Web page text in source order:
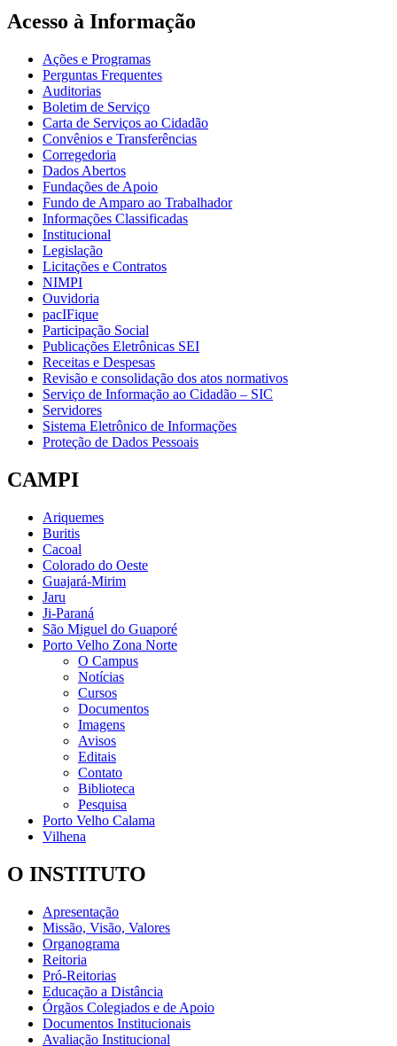
Acesso à Informação
Ações e Programas
Perguntas Frequentes
Auditorias
Boletim de Serviço
Carta de Serviços ao Cidadão
Convênios e Transferências
Corregedoria
Dados Abertos
Fundações de Apoio
Fundo de Amparo ao Trabalhador
Informações Classificadas
Institucional
Legislação
Licitações e Contratos
NIMPI
Ouvidoria
pacIFique
Participação Social
Publicações Eletrônicas SEI
Receitas e Despesas
Revisão e consolidação dos atos normativos
Serviço de Informação ao Cidadão – SIC
Servidores
Sistema Eletrônico de Informações
Proteção de Dados Pessoais
CAMPI
Ariquemes
Buritis
Cacoal
Colorado do Oeste
Guajará-Mirim
Jaru
Ji-Paraná
São Miguel do Guaporé
Porto Velho Zona Norte
O Campus
Notícias
Cursos
Documentos
Imagens
Avisos
Editais
Contato
Biblioteca
Pesquisa
Porto Velho Calama
Vilhena
O INSTITUTO
Apresentação
Missão, Visão, Valores
Organograma
Reitoria
Pró-Reitorias
Educação a Distância
Órgãos Colegiados e de Apoio
Documentos Institucionais
Avaliação Institucional